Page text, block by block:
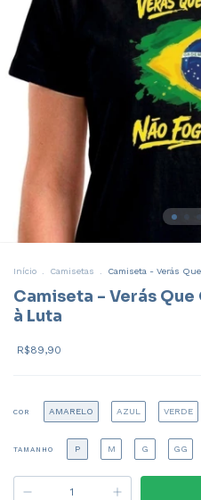
Início Camisetas Camiseta - Verás
Camiseta - Verás Que
à Luta
R$89,90
COR AMARELO AZUL VERDE
TAMANHO P M G GG